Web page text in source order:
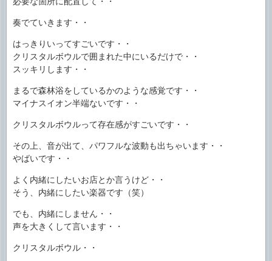
奏でていきます・・
はっきりいってすごいです・・
クリスタルボウルで囲まれた中にいるだけで・・
スッキリします・・
まるで森林浴をしているかのような感覚です・・
マイナスイオン半端ないです・・
クリスタルボウルって存在感がすごいです・・
その上、音が出て、パワフルな波動も出ちゃいます・・
やばいです・・
よく内緒にしたいお店とか言うけど・・
そう、内緒にしたい楽器です（笑）
でも、内緒にしません・・
声を大きくして言います・・
クリスタルボウル・・